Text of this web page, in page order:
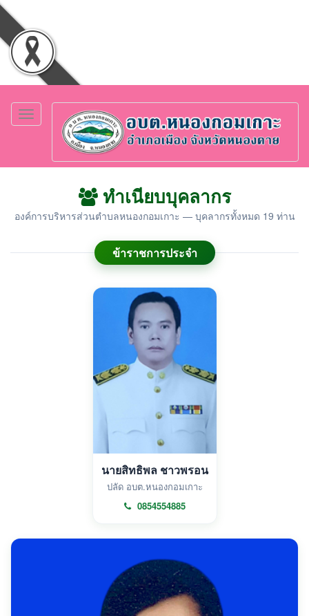
Toggle
navigation
ทำเนียบบุคลากร
องค์การบริหารส่วนตำบลหนองกอมเกาะ — บุคลากรทั้งหมด 19 ท่าน
ข้าราชการประจำ
นายสิทธิพล ชาวพรอน
ปลัด อบต.หนองกอมเกาะ
0854554885